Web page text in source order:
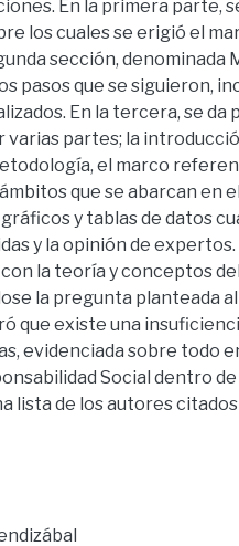
En la primera parte,
los cuales se erigió el
sección, denominada
pasos que se siguieron,
En la tercera, se da
partes; la
el marco
que se abarcan en
y tablas de datos
y la opinión de expertos.
la teoría y conceptos
la pregunta planteada al
que existe una
evidenciada sobre todo
Social dentro
lista de los autores